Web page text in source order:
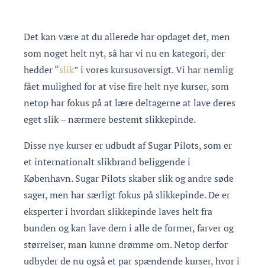
Det kan være at du allerede har opdaget det, men
som noget helt nyt, så har vi nu en kategori, der
hedder “slik” i vores kursusoversigt. Vi har nemlig
fået mulighed for at vise fire helt nye kurser, som
netop har fokus på at lære deltagerne at lave deres
eget slik – nærmere bestemt slikkepinde.
Disse nye kurser er udbudt af Sugar Pilots, som er
et internationalt slikbrand beliggende i
København. Sugar Pilots skaber slik og andre søde
sager, men har særligt fokus på slikkepinde. De er
eksperter i hvordan slikkepinde laves helt fra
bunden og kan lave dem i alle de former, farver og
størrelser, man kunne drømme om. Netop derfor
udbyder de nu også et par spændende kurser, hvor i